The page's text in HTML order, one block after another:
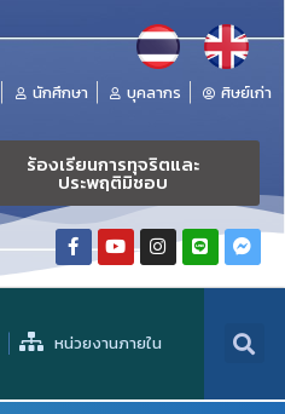
นักศึกษา บุคลากร ศิษย์เก่า
ร้องเรียนการทุจริตและ
ประพฤติมิชอบ
หน่วยงานภายใน